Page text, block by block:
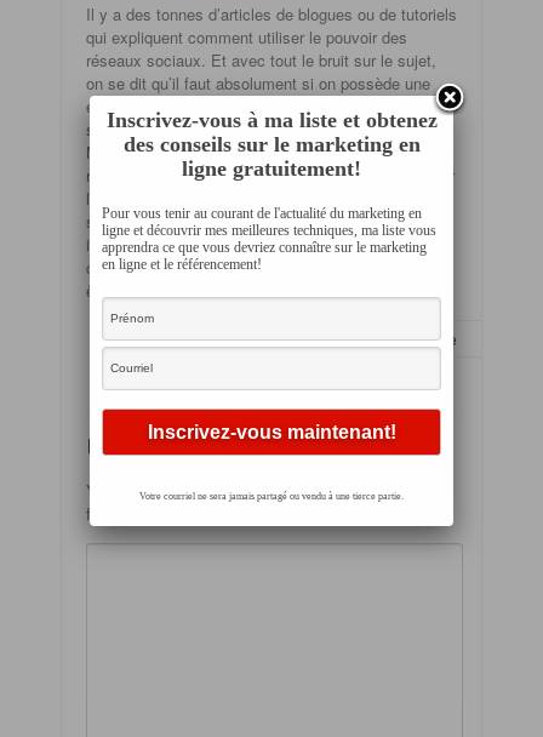
Il y a des tonnes d’articles de blogues ou de tutoriels
qui expliquent comment utiliser le pouvoir des
réseaux sociaux. Et avec tout le bruit sur le sujet,
on se dit qu’il faut absolument si on possède une
entreprise se jeter tête la première dans les réseaux
sociaux si on ne veut pas finir comme un dinosaure.
Même si le besoin d’avoir une présence sur les
réseaux sociaux est indéniable, il ne faut pas oublier
le plus important : vos objectifs d’affaires. Votre
stratégie d’entreprise devrait être beaucoup plus
importante et vous devriez mettre l’emphase sur
cela. La stratégie pour les réseaux sociaux devrait
être faite après.
7305 lectures / aucun commentaire
Leave a Reply
Your email address will not be published.Required
fields are marked
Inscrivez-vous à ma liste et obtenez
des conseils sur le marketing en
ligne gratuitement!
Pour vous tenir au courant de l'actualité du marketing en
ligne et découvrir mes meilleures techniques, ma liste vous
apprendra ce que vous devriez connaître sur le marketing
en ligne et le référencement!
Votre courriel ne sera jamais partagé ou vendu à une tierce partie.